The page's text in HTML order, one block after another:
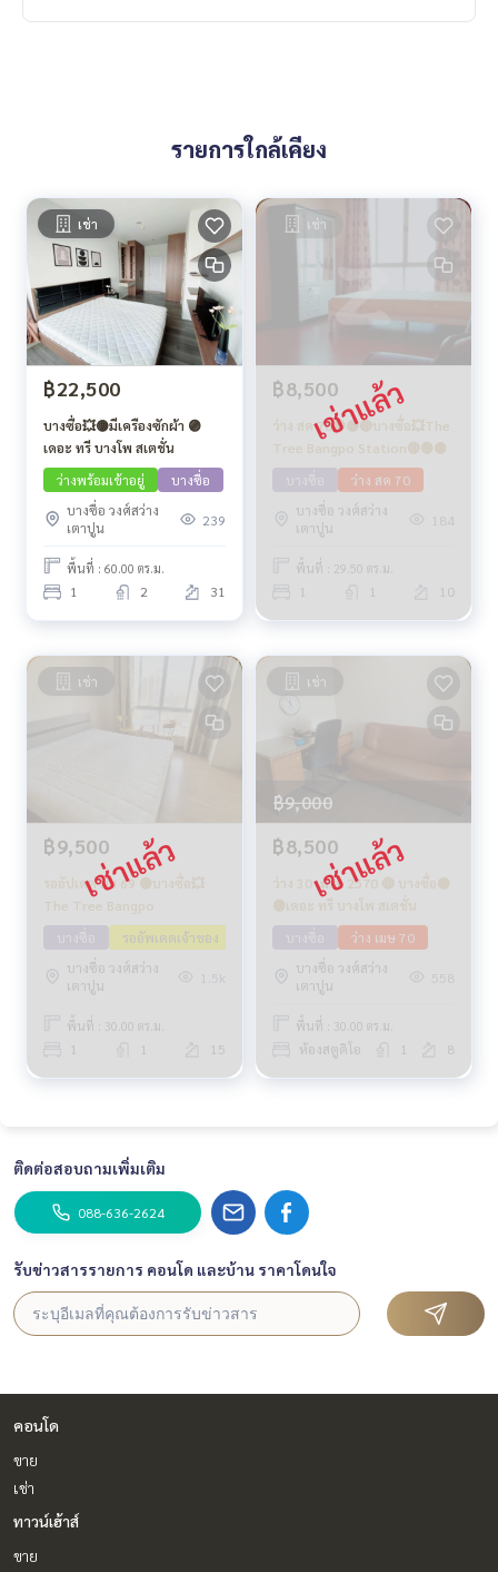
รายการใกล้เคียง
เช่า
฿22,500
บางซื่อ💥🟡มีเครืองซักผ้า 🟣
เดอะ ทรี บางโพ สเตชั่น
ว่างพร้อมเข้าอยู่
บางซื่อ
บางซื่อ วงศ์สว่าง
เตาปูน
239
พื้นที่ : 60.00 ตร.ม.
1 2 31
เช่า
฿8,500
ว่าง สค 70🟢🟡🔴บางซื่อ💥The
Tree Bangpo Station🔴🟢🟡
ว่าง สค 70
บางซื่อ วงศ์สว่าง
เตาปูน
184
พื้นที่ : 29.50 ตร.ม.
1 1 10
เช่า
฿9,500
รออัปเดต มิย 69 🟢บางซื่อ💥
The Tree Bangpo
รออัพเดตเจ้าของ
บางซื่อ วงศ์สว่าง
เตาปูน
1.5k
พื้นที่ : 30.00 ตร.ม.
1 1 15
เช่า
฿9,000
฿8,500
ว่าง 30 เม.ย. 2570 🔴 บางซื่อ🟡
🟣เดอะ ทรี บางโพ สเตชั่น
ว่าง เมษ 70
บางซื่อ วงศ์สว่าง
เตาปูน
558
พื้นที่ : 30.00 ตร.ม.
ห้องสตูดิโอ 1 8
ติดต่อสอบถามเพิ่มเติม
088-636-2624
รับข่าวสารรายการ คอนโด และบ้าน ราคาโดนใจ
คอนโด
ขาย
เช่า
ทาวน์เฮ้าส์
ขาย